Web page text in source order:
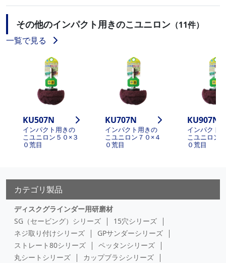
その他のインパクト用きのこユニロン （11件）
一覧で見る
KU507N
インパクト用きの
こユニロン５０×３
０荒目
KU707N
インパクト用きの
こユニロン７０×４
０荒目
KU907N
インパクト
こユニロン
０荒目
カテゴリ製品
ディスクグラインダー用研磨材
SG（セービング）シリーズ
15穴シリーズ
ネジ取り付けシリーズ
GPサンダーシリーズ
ストレート80シリーズ
ペッタンシリーズ
丸シートシリーズ
カップブラシシリーズ